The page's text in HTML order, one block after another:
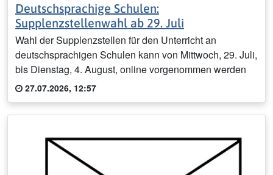
Deutschsprachige Schulen:
Supplenzstellenwahl ab 29. Juli
Wahl der Supplenzstellen für den Unterricht an
deutschsprachigen Schulen kann von Mittwoch, 29. Juli,
bis Dienstag, 4. August, online vorgenommen werden
27.07.2026, 12:57